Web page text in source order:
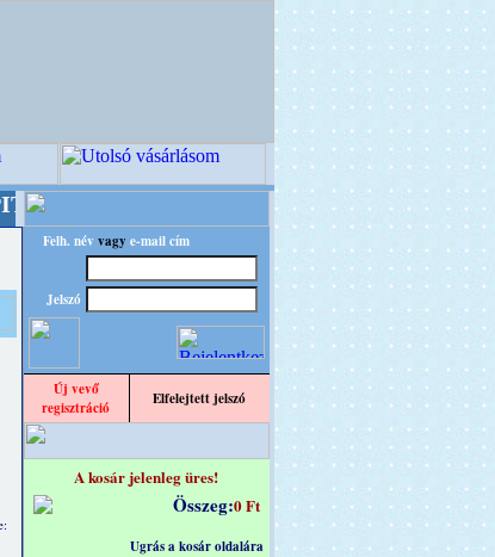
Kreatív Világ Mestere! +++++++
Felh. név vagy e-mail cím
Jelszó
Új vevő
regisztráció
Elfelejtett jelszó
A kosár jelenleg üres!
Összeg:0 Ft
Ugrás a kosár oldalára